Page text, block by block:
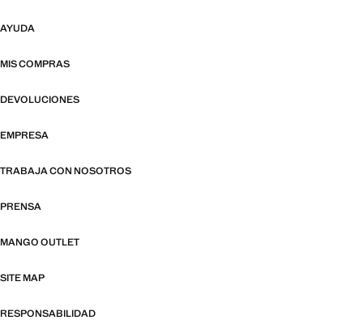
AYUDA
MIS COMPRAS
DEVOLUCIONES
EMPRESA
TRABAJA CON NOSOTROS
PRENSA
MANGO OUTLET
SITE MAP
RESPONSABILIDAD